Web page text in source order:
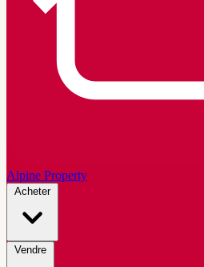
Alpine Property
Acheter
Vendre